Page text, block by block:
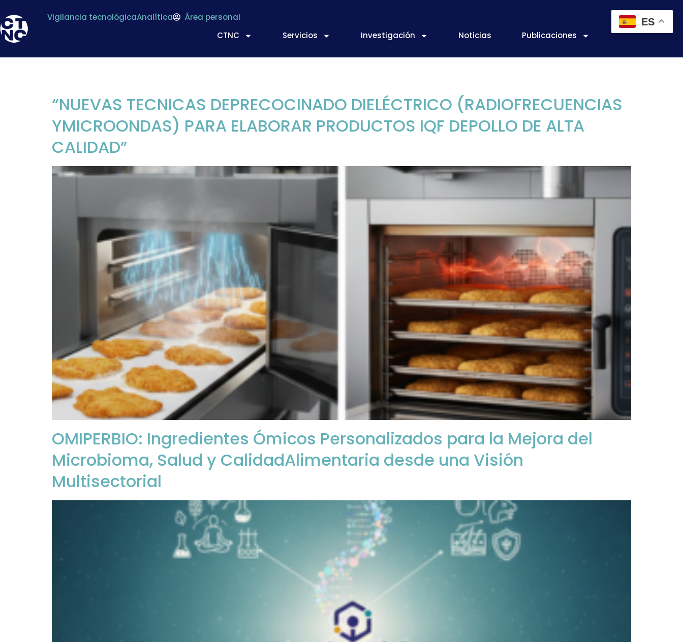
Vigilancia tecnológicaAnalítica
Área personal
CTNC
Servicios Investigación Noticias Publicaciones
“NUEVAS TECNICAS DEPRECOCINADO DIELÉCTRICO (RADIOFRECUENCIAS
YMICROONDAS) PARA ELABORAR PRODUCTOS IQF DEPOLLO DE ALTA
CALIDAD”
OMIPERBIO: Ingredientes Ómicos Personalizados para la Mejora del
Microbioma, Salud y CalidadAlimentaria desde una Visión
Multisectorial
ES